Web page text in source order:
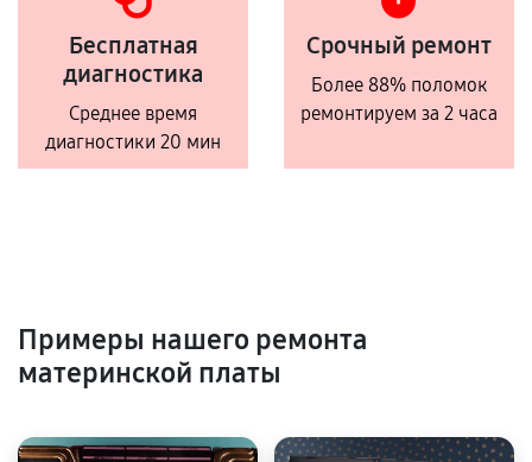
Бесплатная
диагностика
Среднее время
диагностики 20 мин
Срочный ремонт
Более 88% поломок
ремонтируем за 2 часа
Примеры нашего ремонта
материнской платы